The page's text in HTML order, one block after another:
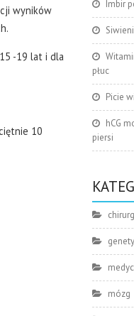
wyników
-19 lat i dla
10
Imbir
płuc
Picie
hCG
piersi
mózg